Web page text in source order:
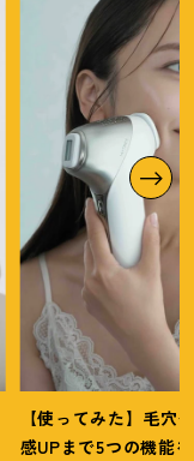
【使ってみた】毛穴
感UPまで5つの機能